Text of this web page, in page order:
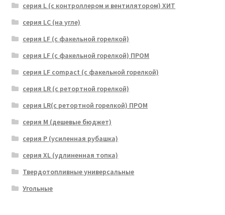
серия L (с контроллером и вентилятором) ХИТ
серия LC (на угле)
серия LF (с факельной горелкой)
серия LF (с факельной горелкой) ПРОМ
серия LF compact (с факельной горелкой)
серия LR (с ретортной горелкой)
серия LR(с ретортной горелкой) ПРОМ
серия M (дешевые бюджет)
серия P (усиленная рубашка)
серия XL (удлиненная топка)
Твердотопливные универсальные
Угольные